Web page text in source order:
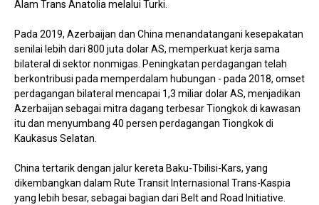
Alam Trans Anatolia melalui Turki.
Pada 2019, Azerbaijan dan China menandatangani kesepakatan
senilai lebih dari 800 juta dolar AS, memperkuat kerja sama
bilateral di sektor nonmigas. Peningkatan perdagangan telah
berkontribusi pada memperdalam hubungan - pada 2018, omset
perdagangan bilateral mencapai 1,3 miliar dolar AS, menjadikan
Azerbaijan sebagai mitra dagang terbesar Tiongkok di kawasan
itu dan menyumbang 40 persen perdagangan Tiongkok di
Kaukasus Selatan.
China tertarik dengan jalur kereta Baku-Tbilisi-Kars, yang
dikembangkan dalam Rute Transit Internasional Trans-Kaspia
yang lebih besar, sebagai bagian dari Belt and Road Initiative.